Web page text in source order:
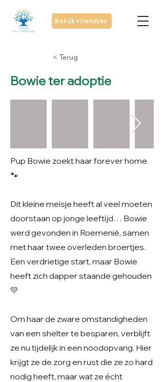
Bekijk vriendjes
< Terug
Bowie ter adoptie
Pup Bowie zoekt haar forever home
🐾
Dit kleine meisje heeft al veel moeten
doorstaan op jonge leeftijd… Bowie
werd gevonden in Roemenië, samen
met haar twee overleden broertjes.
Een verdrietige start, maar Bowie
heeft zich dapper staande gehouden
💛
Om haar de zware omstandigheden
van een shelter te besparen, verblijft
ze nu tijdelijk in een noodopvang. Hier
krijgt ze de zorg en rust die ze zo hard
nodig heeft, maar wat ze écht